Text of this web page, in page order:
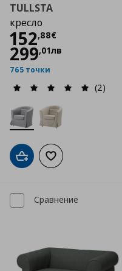
TULLSTA
кресло
152,88€
Цена
299,01лв
765 точки
(2)
Добави в кошницата
Добави към
Сравнение